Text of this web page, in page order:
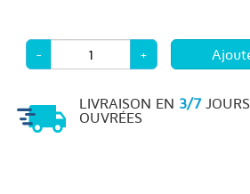
- +
LIVRAISON EN 3/7JOURS
OUVRÉES